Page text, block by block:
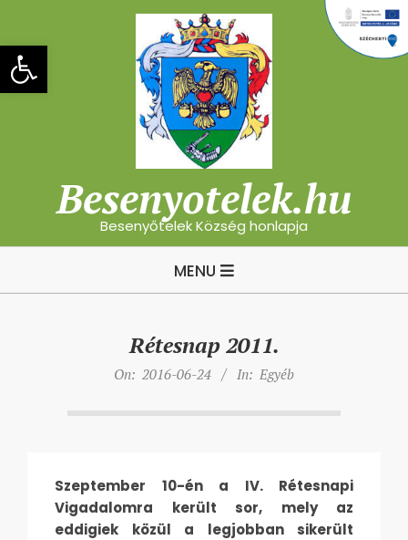
Eszköztár megnyitása
content
Besenyotelek.hu
Besenyőtelek Község honlapja
MENU
Rétesnap 2011.
On: 2016-06-24 In: Egyéb
Szeptember 10-én a IV. Rétesnapi
Vigadalomra került sor, mely az
eddigiek közül a legjobban sikerült